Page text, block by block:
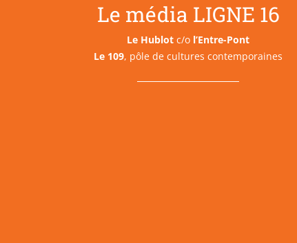
Le média LIGNE 16
Le Hublot c/o l’Entre-Pont
Le 109, pôle de cultures contemporaines